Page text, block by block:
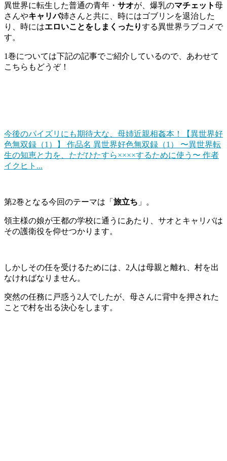
異世界に転生した普通の青年・ サオが、爆乳のマチェット母
さんやキャリバ姉さんと共に、時にはゴブリンを退治した
り、時にはエロいことをしまくったりする異世界ラブコメで
す。
1巻については下記の記事でご紹介しているので、あわせて
こちらもどうぞ！
今後のパイズリにも期待大な、母姉近親相姦本！【異世界好
色無双録（1）】
作品名 異世界好色無双録（1） 〜異世界転
生の知恵と力を、ただひたすら××××するために使う〜 作者
イクヒト...
第2巻となる今回のテーマは「 旅立ち 」。
領主様の娘が王都の学校に通うにあたり、サオとキャリバは
その護衛役を仰せつかります。
しかしその任を受けるためには、2人は母親と離れ、村を出
なければなりません。
突然の任務に戸惑う2人でしたが、母さんに背中を押された
ことで村を出る決心をします。